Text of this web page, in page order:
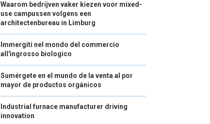
Waarom bedrijven vaker kiezen voor mixed-
use campussen volgens een
architectenbureau in Limburg
Immergiti nel mondo del commercio
all'ingrosso biologico
Sumérgete en el mundo de la venta al por
mayor de productos orgánicos
Industrial furnace manufacturer driving
innovation